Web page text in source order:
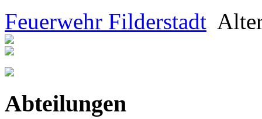
Feuerwehr Filderstadt
Abteilungen